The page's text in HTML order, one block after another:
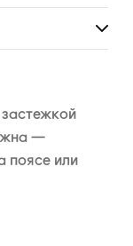
—
поясе или